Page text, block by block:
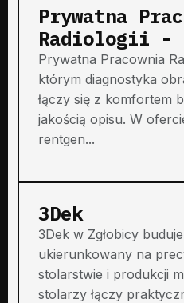
Prywatna
Radiologii -
Prywatna Pracownia
którym diagnostyka
łączy się z komfortem
jakością opisu. W
rentgen...
3Dek
3Dek w Zgłobicy
ukierunkowany na
stolarstwie i produkcji
stolarzy łączy